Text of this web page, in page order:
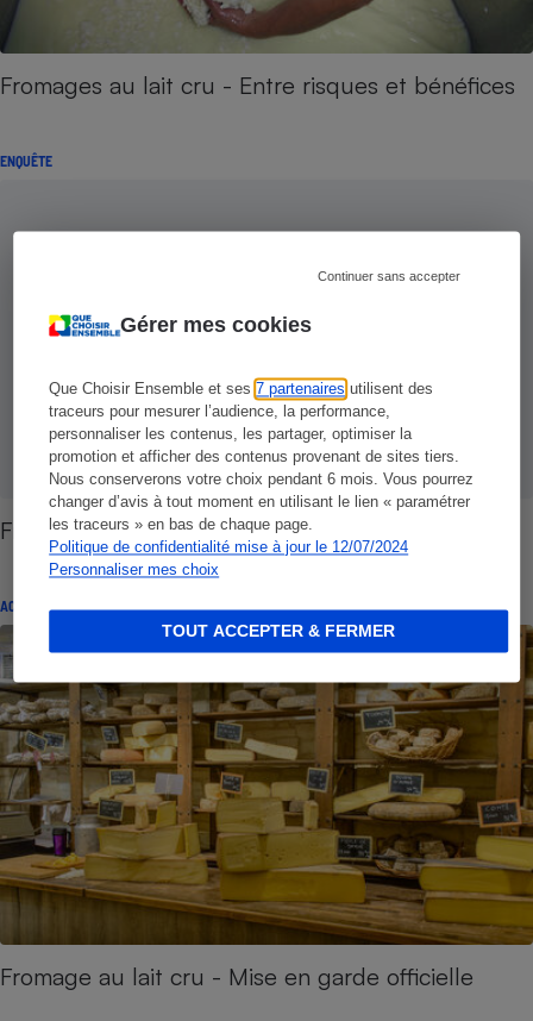
Gérer mes cookies
Que Choisir Ensemble et ses7 partenaires utilisent des
traceurs pour mesurer l’audience, la performance,
personnaliser les contenus, les partager, optimiser la
promotion et afficher des contenus provenant de sites tiers.
Nous conserverons votre choix pendant 6 mois. Vous pourrez
changer d’avis à tout moment en utilisant le lien « paramétrer
les traceurs » en bas de chaque page.
Politique de confidentialité mise à jour le 12/07/2024
Personnaliser mes choix
Continuer sans accepter
TOUT ACCEPTER & FERMER
Fromages au lait cru - Entre risques et bénéfices
ENQUÊTE
Fromages AOC - Un patrimoine menacé
ACTUALITÉ
Fromage au lait cru - Mise en garde officielle